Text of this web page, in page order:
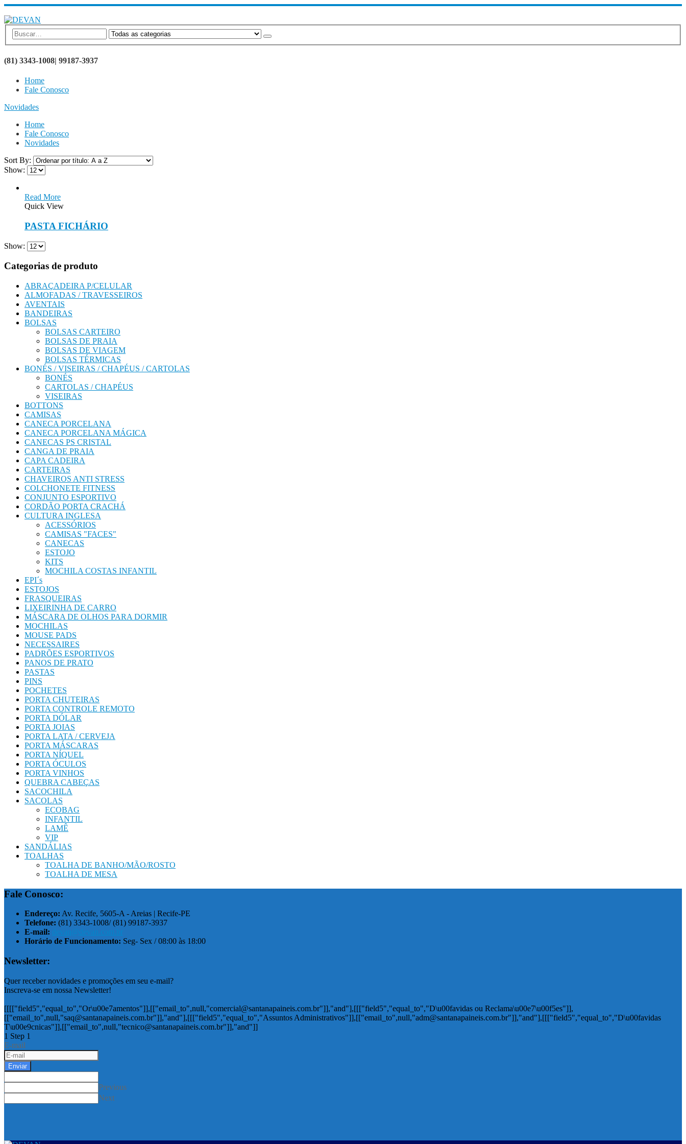
(81) 3343-1008| 99187-3937
Home
Fale Conosco
Novidades
Home
Fale Conosco
Novidades
Sort By:
Show:
Read More
Quick View
PASTA FICHÁRIO
Show:
Categorias de produto
ABRAÇADEIRA P/CELULAR
ALMOFADAS / TRAVESSEIROS
AVENTAIS
BANDEIRAS
BOLSAS
BOLSAS CARTEIRO
BOLSAS DE PRAIA
BOLSAS DE VIAGEM
BOLSAS TÉRMICAS
BONÉS / VISEIRAS / CHAPÉUS / CARTOLAS
BONÉS
CARTOLAS / CHAPÉUS
VISEIRAS
BOTTONS
CAMISAS
CANECA PORCELANA
CANECA PORCELANA MÁGICA
CANECAS PS CRISTAL
CANGA DE PRAIA
CAPA CADEIRA
CARTEIRAS
CHAVEIROS ANTI STRESS
COLCHONETE FITNESS
CONJUNTO ESPORTIVO
CORDÃO PORTA CRACHÁ
CULTURA INGLESA
ACESSÓRIOS
CAMISAS "FACES"
CANECAS
ESTOJO
KITS
MOCHILA COSTAS INFANTIL
EPI´s
ESTOJOS
FRASQUEIRAS
LIXEIRINHA DE CARRO
MÁSCARA DE OLHOS PARA DORMIR
MOCHILAS
MOUSE PADS
NECESSAIRES
PADRÕES ESPORTIVOS
PANOS DE PRATO
PASTAS
PINS
POCHETES
PORTA CHUTEIRAS
PORTA CONTROLE REMOTO
PORTA DÓLAR
PORTA JOIAS
PORTA LATA / CERVEJA
PORTA MÁSCARAS
PORTA NÍQUEL
PORTA ÓCULOS
PORTA VINHOS
QUEBRA CABEÇAS
SACOCHILA
SACOLAS
ECOBAG
INFANTIL
LAMÊ
VIP
SANDÁLIAS
TOALHAS
TOALHA DE BANHO/MÃO/ROSTO
TOALHA DE MESA
Fale Conosco:
Endereço: Av. Recife, 5605-A - Areias | Recife-PE
Telefone: (81) 3343-1008/ (81) 99187-3937
E-mail: devan@devan.com.br
Horário de Funcionamento: Seg- Sex / 08:00 às 18:00
Newsletter:
Quer receber novidades e promoções em seu e-mail?
Inscreva-se em nossa Newsletter!
[[[["field5","equal_to","Or\u00e7amentos"]],[["email_to",null,"comercial@santanapaineis.com.br"]],"and"],[[["field5","equal_to","D\u00favidas ou Reclama\u00e7\u00f5es"]],
[["email_to",null,"saq@santanapaineis.com.br"]],"and"],[[["field5","equal_to","Assuntos Administrativos"]],[["email_to",null,"adm@santanapaineis.com.br"]],"and"],[[["field5","equal_to","D\u00favidas
T\u00e9cnicas"]],[["email_to",null,"tecnico@santanapaineis.com.br"]],"and"]]
1 Step 1
E-mail
Enviar
Previous
Next